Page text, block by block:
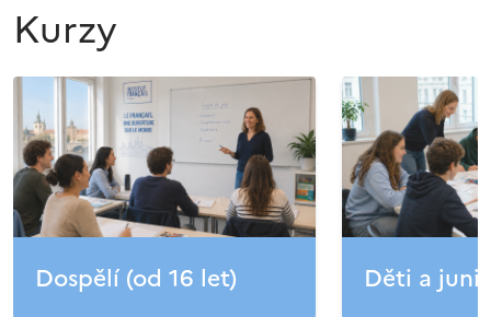
Kurzy
Dospělí (od 16 let) Děti a